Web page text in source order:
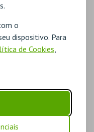
o
dispositivo. Para
de Cookies,